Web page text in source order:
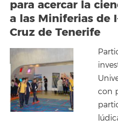
para acercar la
a las Miniferias de
Cruz de Tenerife
con